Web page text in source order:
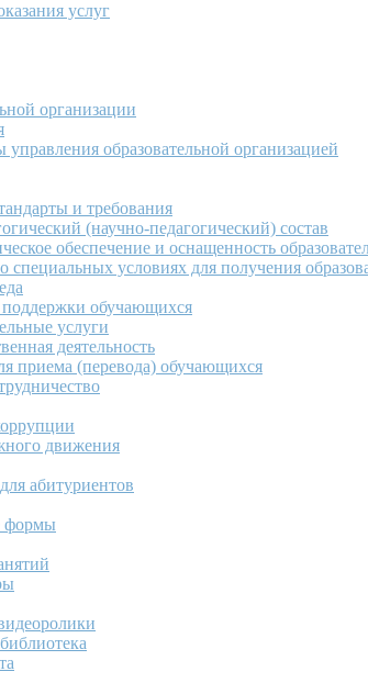
услуг
организации
образовательной организацией
и требования
(научно-педагогический) состав
обеспечение и оснащенность
специальных условиях для получения
обучающихся
услуги
деятельность
приема (перевода) обучающихся
движения
абитуриентов
формы